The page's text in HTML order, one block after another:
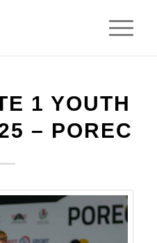
1 YOUTH
– POREC